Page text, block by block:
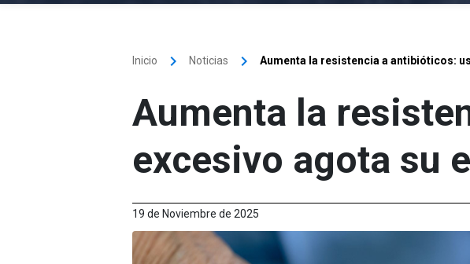
Inicio keyboard_arrow_right Noticias keyboard_arrow_right Aumenta la resistencia a antibióticos:
Aumenta la
excesivo agota su
19 de Noviembre de 2025